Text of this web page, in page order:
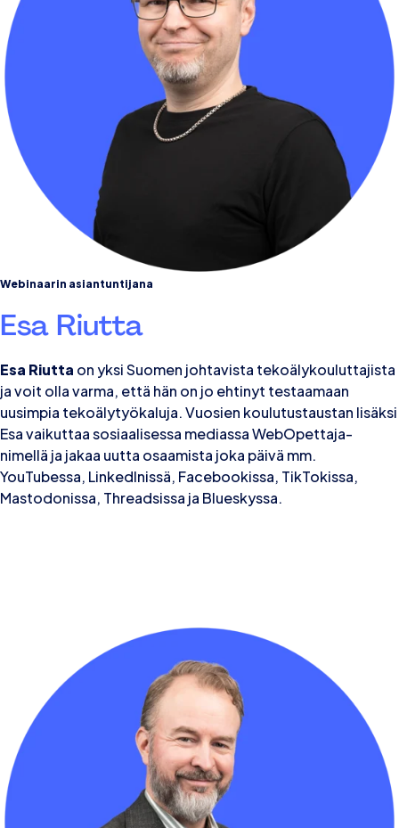
Webinaarin asiantuntijana
Esa Riutta
Esa Riutta on yksi Suomen johtavista tekoälykouluttajista
ja voit olla varma, että hän on jo ehtinyt testaamaan
uusimpia tekoälytyökaluja. Vuosien koulutustaustan lisäksi
Esa vaikuttaa sosiaalisessa mediassa WebOpettaja-
nimellä ja jakaa uutta osaamista joka päivä mm.
YouTubessa, LinkedInissä, Facebookissa, TikTokissa,
Mastodonissa, Threadsissa ja Blueskyssa.